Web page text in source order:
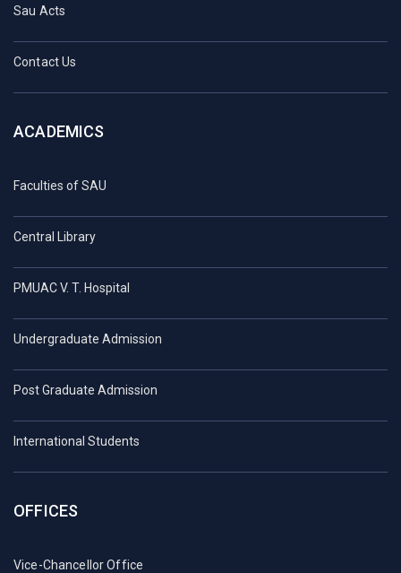
Sau Acts
Contact Us
ACADEMICS
Faculties of SAU
Central Library
PMUAC V. T. Hospital
Undergraduate Admission
Post Graduate Admission
International Students
OFFICES
Vice-Chancellor Office